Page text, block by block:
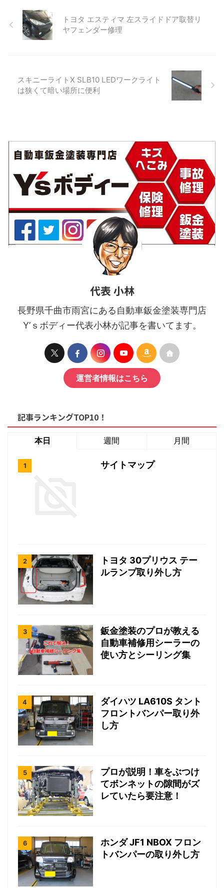
リや隙間・立て付けの確認 ...
入庫後 ...
依頼です。 内輪差で少し高い
縁石にぶつけやすい箇所でも
あります。 それではビフォ
ール（070） ▲黒い樹脂部品
（ロッカーアウターモール）
ーは新品部品へ交換。 ▲動画
で損傷を確認頂けます。 大き
装作業 ▲リアフェンダーに隣
接するスライドドアは色の差
トヨタ エスティマ 左スライドドア取替リ
ヤフェンダー修理
スキニーライトⅩ SLB10 LEDワークライト
は狭くて暗い場所に便利
代表 小林
長野県千曲市雨宮にある自動車鈑金塗装専門店
Y’ｓボディー代表小林が記事を書いてます。
運営者情報はこちら
記事ランキングTOP10！
本日 週間 月間
サイトマップ
トヨタ 30プリウス テー
ルランプ取り外し方
鈑金塗装のプロが教える
自動車補修用シーラーの
使い方とシーリング集
ダイハツ LA610S タント
フロントバンパー取り外
し方
プロが説明！車をぶつけ
てボンネットの隙間がズ
レていたら要注意！
ホンダ JF1 NBOX フロン
トバンパーの取り外し方